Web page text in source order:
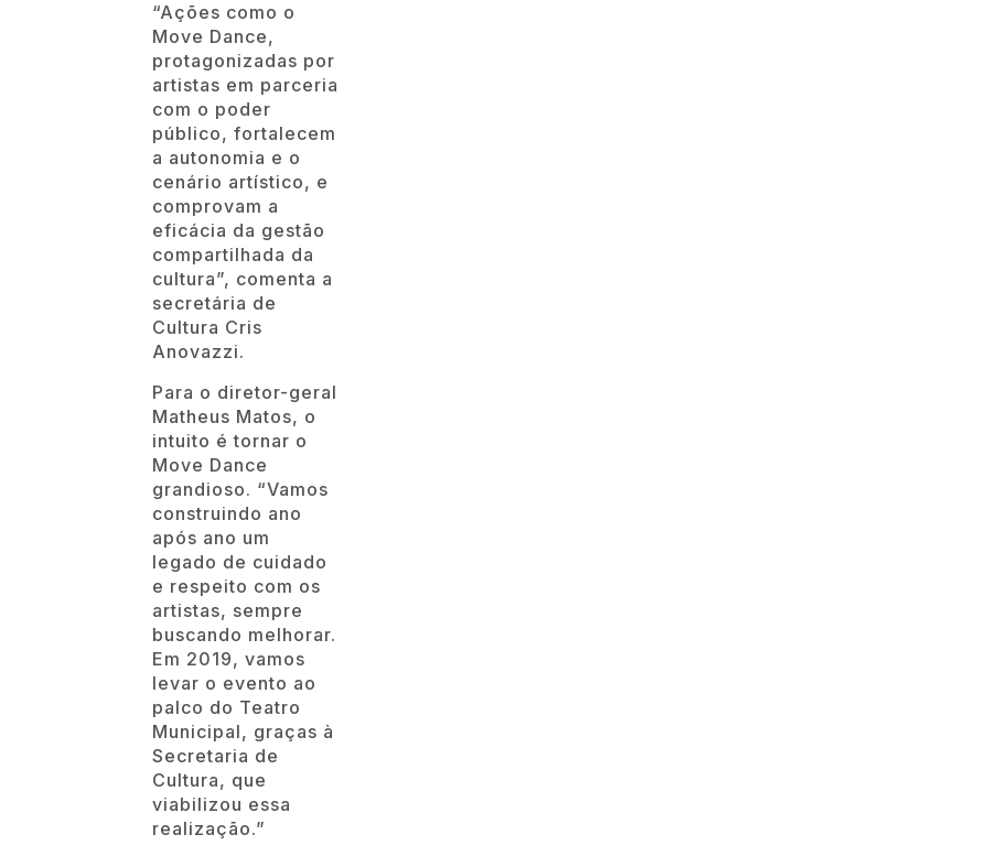
“Ações como o
Move Dance,
protagonizadas por
artistas em parceria
com o poder
público, fortalecem
a autonomia e o
cenário artístico, e
comprovam a
eficácia da gestão
compartilhada da
cultura”, comenta a
secretária de
Cultura Cris
Anovazzi.
Para o diretor-geral
Matheus Matos, o
intuito é tornar o
Move Dance
grandioso. “Vamos
construindo ano
após ano um
legado de cuidado
e respeito com os
artistas, sempre
buscando melhorar.
Em 2019, vamos
levar o evento ao
palco do Teatro
Municipal, graças à
Secretaria de
Cultura, que
viabilizou essa
realização.”